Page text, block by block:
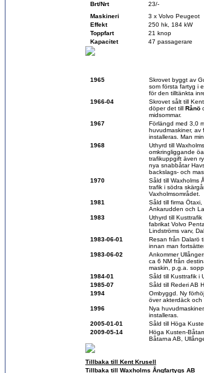
Brt/Nrt
23/-
Maskineri
3 x Volvo Peugeot
Effekt
250 hk, 184 kW
Toppfart
21 knop
Kapacitet
47 passagerare
1965
Skrovet byggt av
som första fartyg i
för den tilltänkta
1966-04
Skrovet sålt till
döper det till Rånö
midsommar.
1967
Förlängd med 3,0
huvudmaskiner, av
installeras. Man
1968
Uthyrd till
omkringliggande
trafikuppgift även
nya snabbåtar
backslags- och
1970
Såld till Waxholms
trafik i södra
Vaxholmsområdet.
1981
Såld till firma
Ankarudden och
1983
Uthyrd till
fabrikat Volvo
Lindströms varv,
1983-06-01
Resan från Dalarö
innan man
1983-06-02
Ankommer
ca 6 NM från
maskin, p.g.a.
1984-01
Såld till Kusttrafik i
1985-07
Såld till Rederi AB
1994
Ombyggd. Ny
över akterdäck och
1996
Nya
installeras.
2005-01-01
Såld till Höga
2009-05-14
Höga Kusten-
Båtarna AB,
Tillbaka till Kent Krusell
Tillbaka till Waxholms Ångfartygs AB